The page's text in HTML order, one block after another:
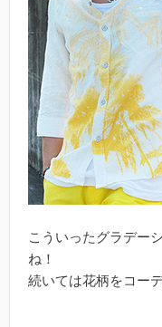
こういったグラデー
ね！
続いては花柄をコー